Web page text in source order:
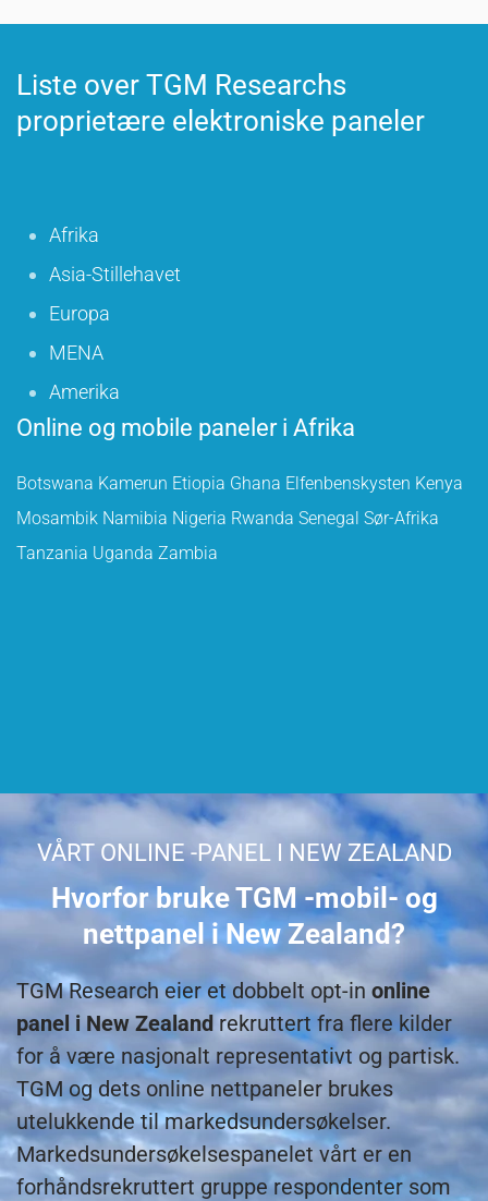
Liste over TGM Researchs
proprietære elektroniske paneler
Afrika
Asia-Stillehavet
Europa
MENA
Amerika
Online og mobile paneler i Afrika
Botswana Kamerun Etiopia Ghana Elfenbenskysten Kenya
Mosambik Namibia Nigeria Rwanda Senegal Sør-Afrika
Tanzania Uganda Zambia
VÅRT ONLINE -PANEL I NEW ZEALAND
Hvorfor bruke TGM -mobil- og
nettpanel i New Zealand?
TGM Research eier et dobbelt opt-in online
panel i New Zealand rekruttert fra flere kilder
for å være nasjonalt representativt og partisk.
TGM og dets online nettpaneler brukes
utelukkende til markedsundersøkelser.
Markedsundersøkelsespanelet vårt er en
forhåndsrekruttert gruppe respondenter som